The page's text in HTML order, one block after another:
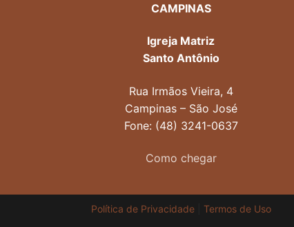
CAMPINAS
Igreja Matriz
Santo Antônio
Rua Irmãos Vieira, 4
Campinas – São José
Fone: (48) 3241-0637
Como chegar
Política de Privacidade| Termos de Uso